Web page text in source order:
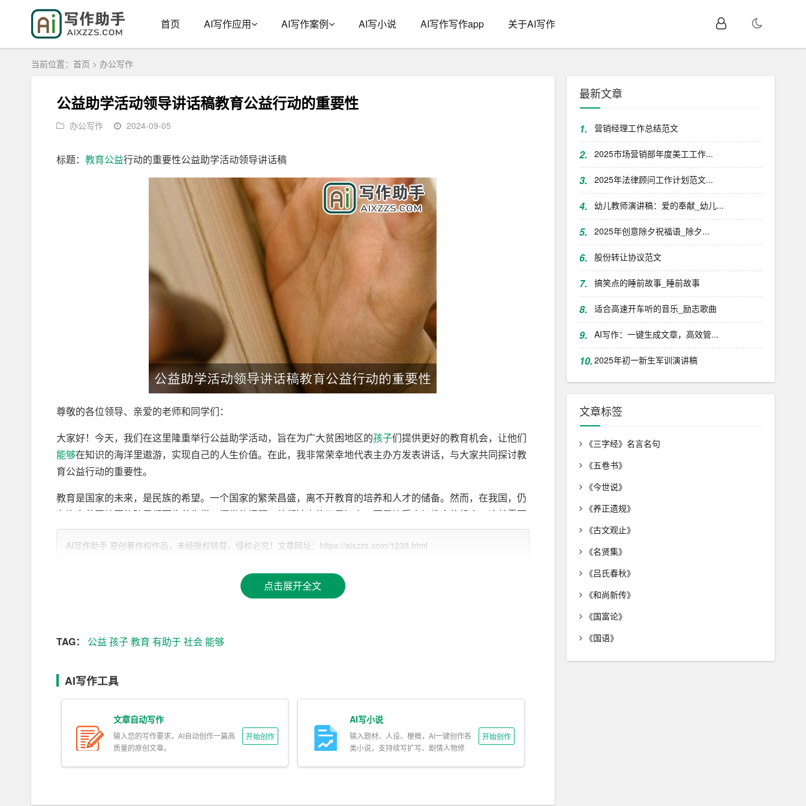
首页 AI写作应用 AI写作案例 AI写小说 AI写作写作app 关于AI写作
当前位置： 首页 > 办公写作
公益助学活动领导讲话稿教育公益行动的重要性
办公写作 2024-09-05
标题： 教育公益行动的重要性公益助学活动领导讲话稿
尊敬的各位领导、亲爱的老师和同学们：
大家好！今天，我们在这里隆重举行公益助学活动，旨在为广大贫困地区的孩子们提供更好的教育机会，让他们
能够在知识的海洋里遨游，实现自己的人生价值。在此，我非常荣幸地代表主办方发表讲话，与大家共同探讨教
育公益行动的重要性。
教育是国家的未来，是民族的希望。一个国家的繁荣昌盛，离不开教育的培养和人才的储备。然而，在我国，仍
有许多贫困地区的孩子们面临着失学、缀学的问题。他们缺少的不是智力，而是接受良好教育的机会。这就需要
我们全社会共同努力，关注教育公益事业，让每一个孩子都能享受到公平、优质的教育资源。
支持，让他们能够顺利入学、安心学习。通过这种方式，我们缓解了贫困家庭的经济压力，使孩子们能够在同等
缩小城乡、区域之间的教育差距，实现教育公平。
动，我们为贫困地区的孩子们提供优质的教育资源，帮助他们掌握知识、提高能力。这不仅有助于孩子们个人的
成长，也有利于提高全民族的素质，为国家的繁荣昌盛奠定坚实基础。
再次，教育公益行动有助于传承社会美德。公益助学活动是一种爱心传递，它体现了社会主义核心价值观中的
事业贡献力量。
最后，教育公益行动有助于推动社会和谐发展。教育是社会和谐的重要基石。通过公益助学活动，我们为社会弱
势群体提供了关爱和支持，使他们能够融入社会、实现自身价值。这有助于减少社会不平等，增进社会和谐，为
AI写作助手 原创著作权作品，未经授权转载，侵权必究！文章网址：https://aixzzs.com/1238.html
点击展开全文
TAG： 公益 孩子教育 有助于社会 能够
AI写作工具
文章自动写作
输入您的写作要求，AI自动创作一篇高
质量的原创文章。
开始创作
AI写小说
输入题材、人设、梗概，AI一键创作各
类小说，支持续写扩写、剧情人物修
开始创作
最新文章
1. 营销经理工作总结范文
2. 2025市场营销部年度美工工作...
3. 2025年法律顾问工作计划范文...
4. 幼儿教师演讲稿：爱的奉献_幼儿...
5. 2025年创意除夕祝福语_除夕...
6. 股份转让协议范文
7. 搞笑点的睡前故事_睡前故事
8. 适合高速开车听的音乐_励志歌曲
9. AI写作：一键生成文章，高效管...
10.2025年初一新生军训演讲稿
文章标签
《三字经》名言名句
《五卷书》
《今世说》
《养正遗规》
《古文观止》
《名贤集》
《吕氏春秋》
《和尚新传》
《国富论》
《国语》